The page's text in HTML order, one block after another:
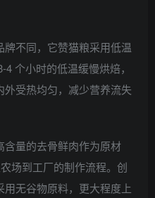
不同，它赞猫粮采用低温
个小时的低温缓慢烘焙，
受热均匀，减少营养流失
量的去骨鲜肉作为原材
场到工厂的制作流程。创
无谷物原料，更大程度上